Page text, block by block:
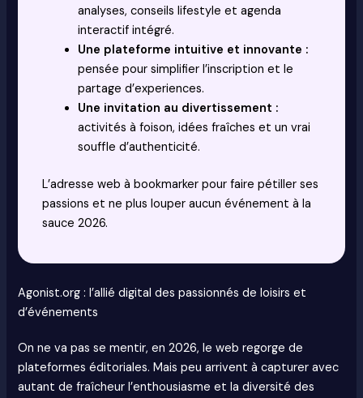
analyses, conseils lifestyle et agenda
interactif intégré.
Une plateforme intuitive et innovante :
pensée pour simplifier l’inscription et le
partage d’experiences.
Une invitation au divertissement :
activités à foison, idées fraîches et un vrai
souffle d’authenticité.
L’adresse web à bookmarker pour faire pétiller ses
passions et ne plus louper aucun événement à la
sauce 2026.
Agonist.org : l’allié digital des passionnés de loisirs et
d’événements
On ne va pas se mentir, en 2026, le web regorge de
plateformes éditoriales. Mais peu arrivent à capturer avec
autant de fraîcheur l’enthousiasme et la diversité des